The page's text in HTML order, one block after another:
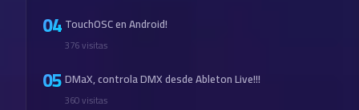
04TouchOSC en Android!
376 visitas
05DMaX, controla DMX desde Ableton Live!!!
360 visitas